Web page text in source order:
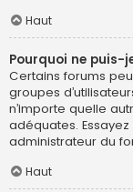
Haut
Pourquoi ne puis-
Certains forums
groupes
n’importe quelle
adéquates.
administrateur du
Haut